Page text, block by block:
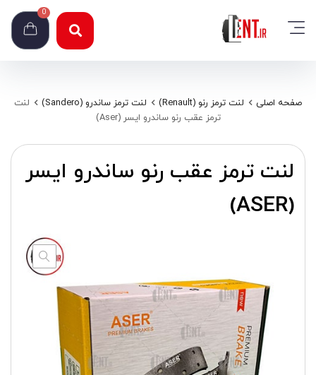
0
صفحه اصلی لنت ترمز رنو (Renault) لنت ترمز ساندرو (Sandero)
لنت
ترمز عقب رنو ساندرو ایسر (Aser)
لنت ترمز عقب رنو ساندرو ایسر
(ASER)